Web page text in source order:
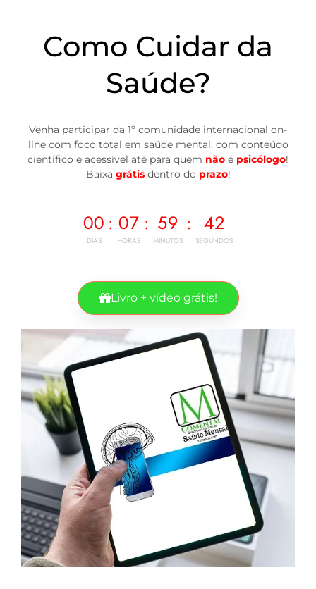
Como Cuidar da
Saúde?
Venha participar da 1º comunidade internacional on-
line com foco total em saúde mental, com conteúdo
científico e acessível até para quem não é psicólogo!
Baixa grátisdentro do prazo!
00
DIAS
: 07
HORAS
: 59
MINUTOS
: 41
SEGUNDOS
Livro + vídeo grátis!